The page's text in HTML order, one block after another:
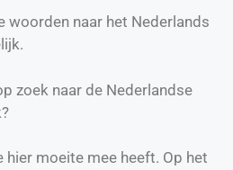
woorden naar het Nederlands
zoek naar de Nederlandse
hier moeite mee heeft. Op het